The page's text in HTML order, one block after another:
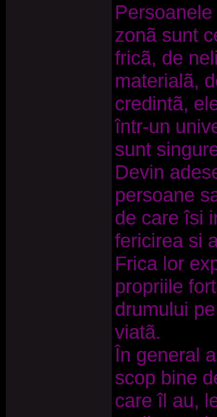
zonã sunt
fricã, de
materialã,
credintã,
într-un
sunt
Devin
persoane
de care îsi
fericirea si
Frica lor
propriile
drumului
viatã.
În general
scop bine
care îl au,